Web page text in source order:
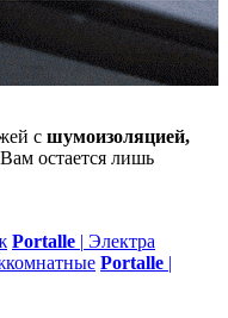
с шумоизоляцией,
остается лишь
Portalle | Электра
Portalle |